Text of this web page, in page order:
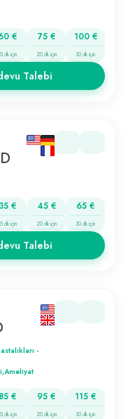
€
dk için
75 €
20 dk için
100 €
30 dk için
Talebi
35 €
dk için
45 €
20 dk için
65 €
30 dk için
Talebi
-
Ameliyat
85 €
dk için
95 €
20 dk için
115 €
30 dk için